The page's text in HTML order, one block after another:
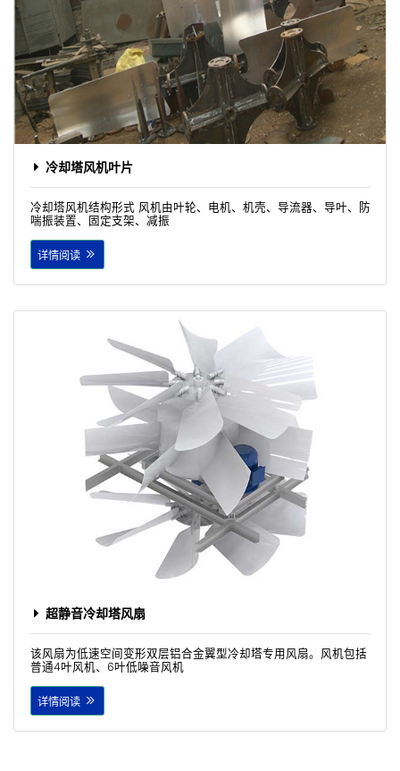
冷却塔风机叶片
冷却塔风机结构形式 风机由叶轮、电机、机壳、导流器、导叶、防
喘振装置、固定支架、减振
详情阅读
超静音冷却塔风扇
该风扇为低速空间变形双层铝合金翼型冷却塔专用风扇。风机包括
普通4叶风机、6叶低噪音风机
详情阅读